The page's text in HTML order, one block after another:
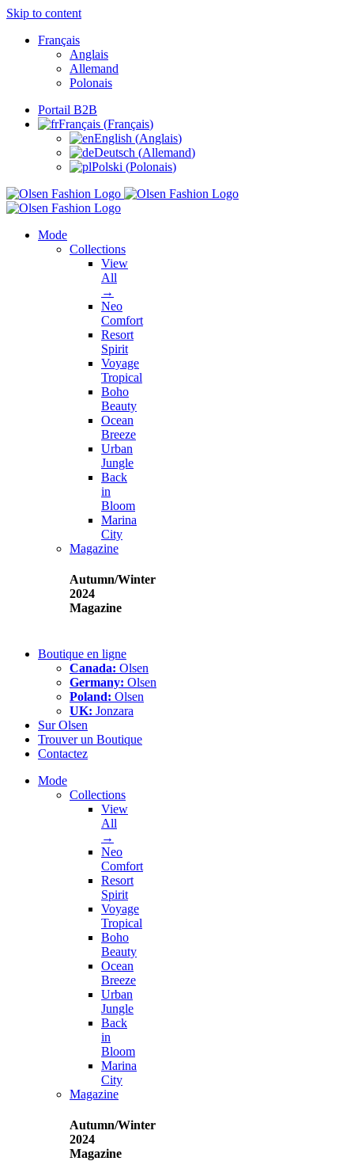
Skip to content
Français
Anglais
Allemand
Polonais
Portail B2B
Français (Français)
English (Anglais)
Deutsch (Allemand)
Polski (Polonais)
Mode
Collections
View
All
→
Neo
Comfort
Resort
Spirit
Voyage
Tropical
Boho
Beauty
Ocean
Breeze
Urban
Jungle
Back
in
Bloom
Marina
City
Magazine
Autumn/Winter
2024
Magazine
Boutique en ligne
Canada: Olsen
Germany: Olsen
Poland: Olsen
UK: Jonzara
Sur Olsen
Trouver un Boutique
Contactez
Mode
Collections
View
All
→
Neo
Comfort
Resort
Spirit
Voyage
Tropical
Boho
Beauty
Ocean
Breeze
Urban
Jungle
Back
in
Bloom
Marina
City
Magazine
Autumn/Winter
2024
Magazine